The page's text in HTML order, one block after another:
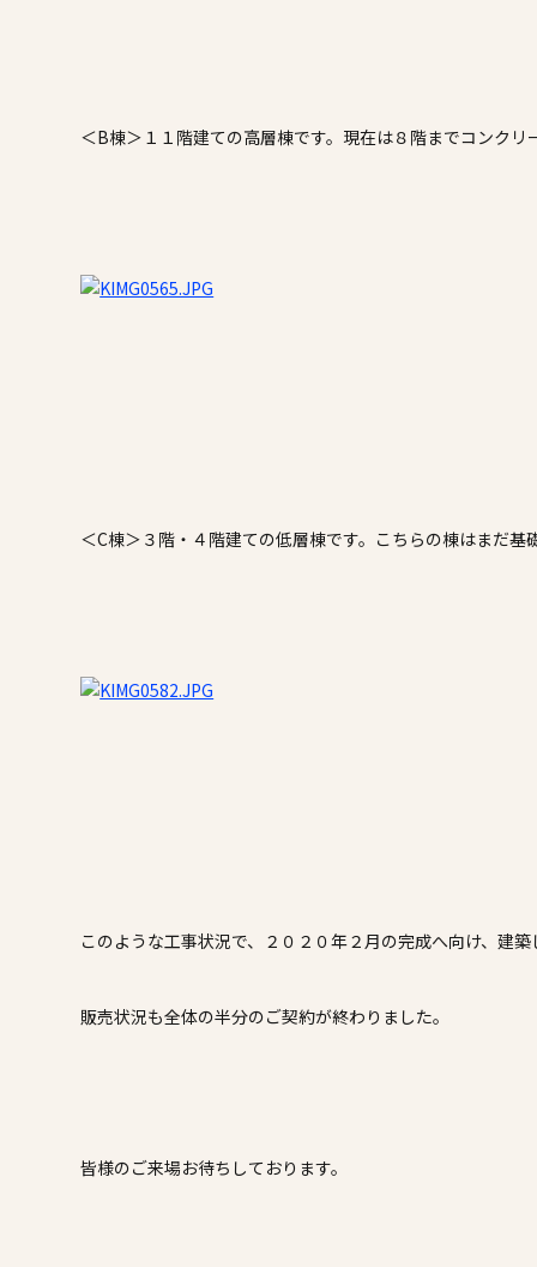
＜B棟＞１１階建ての高層棟です。現在は８階までコンクリ
＜C棟＞３階・４階建ての低層棟です。こちらの棟はまだ基
このような工事状況で、２０２０年２月の完成へ向け、建築
販売状況も全体の半分のご契約が終わりました。
皆様のご来場お待ちしております。